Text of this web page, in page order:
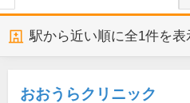
駅から近い順に全1件を表
おおうらクリニック